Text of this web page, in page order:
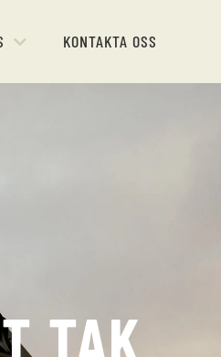
KONTAKTA OSS
TAK